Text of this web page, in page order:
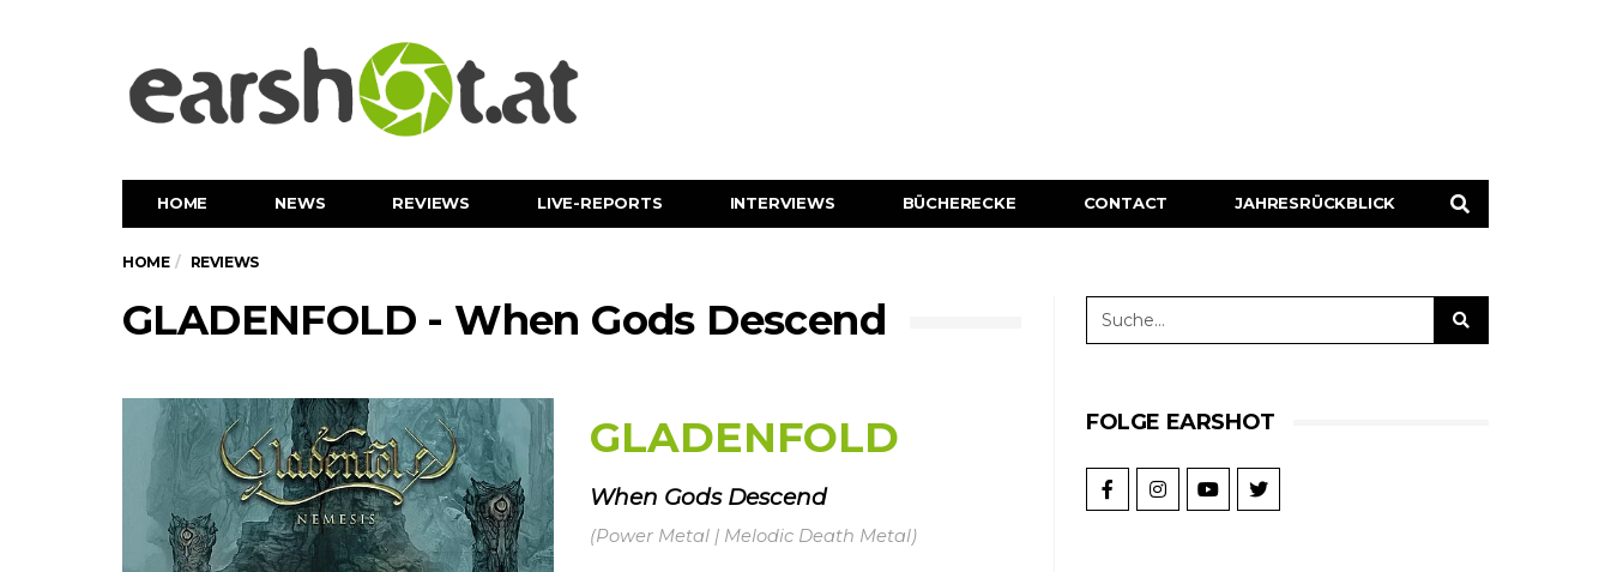
HOME NEWS REVIEWS LIVE-REPORTS INTERVIEWS BÜCHERECKE CONTACT JAHRESRÜCKBLICK
HOME REVIEWS
GLADENFOLD - When Gods Descend
GLADENFOLD
When Gods Descend
(Power Metal | Melodic Death Metal)
FOLGE EARSHOT